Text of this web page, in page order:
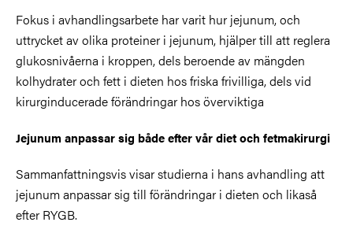
Fokus i avhandlingsarbete har varit hur jejunum, och
uttrycket av olika proteiner i jejunum, hjälper till att reglera
glukosnivåerna i kroppen, dels beroende av mängden
kolhydrater och fett i dieten hos friska frivilliga, dels vid
kirurginducerade förändringar hos överviktiga
Jejunum anpassar sig både efter vår diet och fetmakirurgi
Sammanfattningsvis visar studierna i hans avhandling att
jejunum anpassar sig till förändringar i dieten och likaså
efter RYGB.